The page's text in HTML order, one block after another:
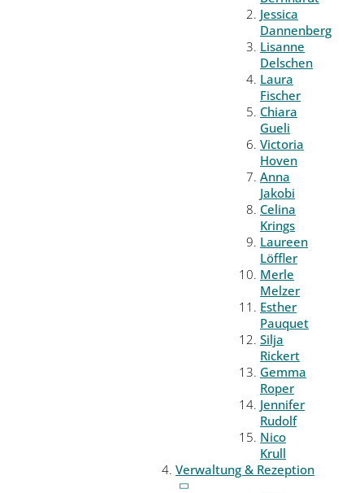
Jessica
Dannenberg
Lisanne
Delschen
Laura
Fischer
Chiara
Gueli
Victoria
Hoven
Anna
Jakobi
Celina
Krings
Laureen
Löffler
Merle
Melzer
Esther
Pauquet
Silja
Rickert
Gemma
Roper
Jennifer
Rudolf
Nico
Krull
Verwaltung & Rezeption